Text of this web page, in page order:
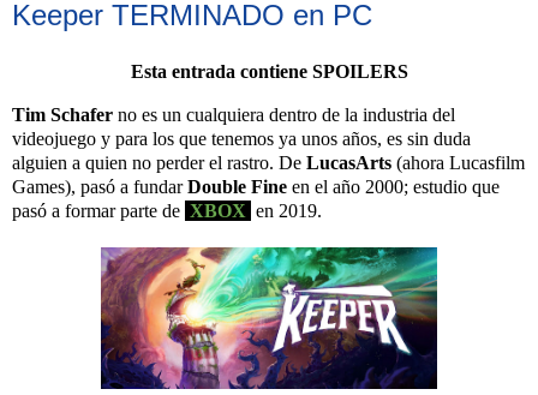
Keeper TERMINADO en PC
Esta entrada contiene SPOILERS
Tim Schafer no es un cualquiera dentro de la industria del
videojuego y para los que tenemos ya unos años, es sin duda
alguien a quien no perder el rastro. De LucasArts (ahora Lucasfilm
Games), pasó a fundarDouble Fine en el año 2000; estudio que
pasó a formar parte de XBOX en 2019.